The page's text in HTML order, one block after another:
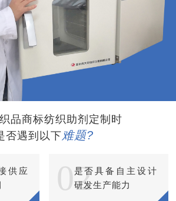
品商标纺织助剂定制时
否遇到以下难题?
供应
02是否具备自主设计
研发生产能力